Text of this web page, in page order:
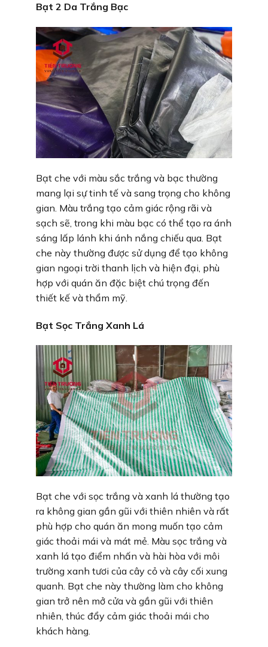
Bạt 2 Da Trắng Bạc
Bạt che với màu sắc trắng và bạc thường
mang lại sự tinh tế và sang trọng cho không
gian. Màu trắng tạo cảm giác rộng rãi và
sạch sẽ, trong khi màu bạc có thể tạo ra ánh
sáng lấp lánh khi ánh nắng chiếu qua. Bạt
che này thường được sử dụng để tạo không
gian ngoại trời thanh lịch và hiện đại, phù
hợp với quán ăn đặc biệt chú trọng đến
thiết kế và thẩm mỹ.
Bạt Sọc Trắng Xanh Lá
Bạt che với sọc trắng và xanh lá thường tạo
ra không gian gần gũi với thiên nhiên và rất
phù hợp cho quán ăn mong muốn tạo cảm
giác thoải mái và mát mẻ. Màu sọc trắng và
xanh lá tạo điểm nhấn và hài hòa với môi
trường xanh tươi của cây cỏ và cây cối xung
quanh. Bạt che này thường làm cho không
gian trở nên mở cửa và gần gũi với thiên
nhiên, thúc đẩy cảm giác thoải mái cho
khách hàng.